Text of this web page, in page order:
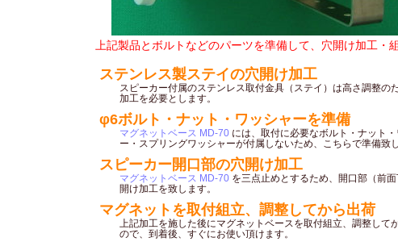
上記製品とボルトなどのパーツを準備して、穴開け加工・
ステンレス製ステイの穴開け加工
スピーカー付属のステンレス取付金具（ステイ）は高さ調整の
加工を必要とします。
φ6ボルト・ナット・ワッシャーを準備
マグネットベース MD-70には、取付に必要なボルト・ナット・
ー・スプリングワッシャーが付属しないため、こちらで準備致し
スピーカー開口部の穴開け加工
マグネットベース MD-70を三点止めとするため、開口部（前面
開け加工を致します。
マグネットを取付組立、調整してから出荷
上記加工を施した後にマグネットベースを取付組立、調整して
ので、到着後、すぐにお使い頂けます。